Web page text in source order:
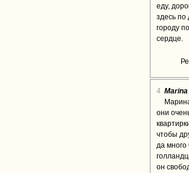
еду,
здесь по
городу
сердце.
4 Marina
они
чтобы
да много
он